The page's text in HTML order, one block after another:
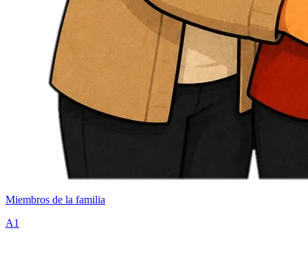
Miembros de la familia
A1